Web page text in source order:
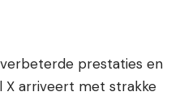
prestaties en
X arriveert met strakke